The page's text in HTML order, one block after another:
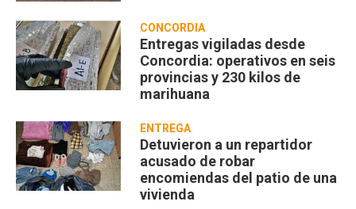
CONCORDIA
Entregas vigiladas desde
Concordia: operativos en seis
provincias y 230 kilos de
marihuana
ENTREGA
Detuvieron a un repartidor
acusado de robar
encomiendas del patio de una
vivienda